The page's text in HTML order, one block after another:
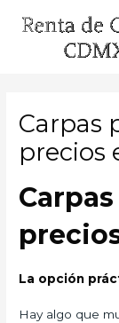
Carpas
precios
La opción
Hay algo que